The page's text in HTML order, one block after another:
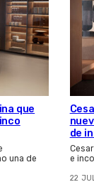
que
una de
de
e
22